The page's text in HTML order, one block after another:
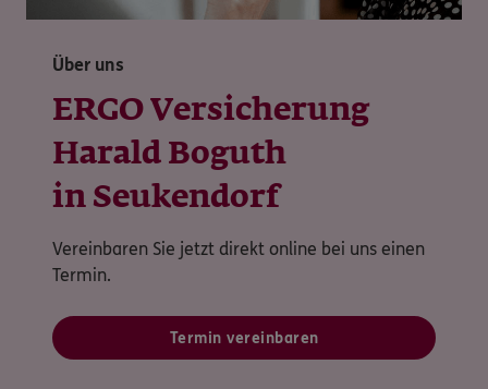
Über uns
ERGO Versicherung
Harald Boguth
in Seukendorf
Vereinbaren Sie jetzt direkt online bei uns einen
Termin.
Termin vereinbaren